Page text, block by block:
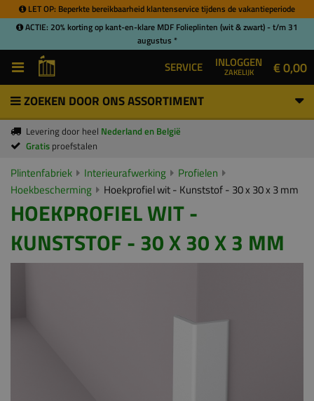
LET OP: Beperkte bereikbaarheid klantenservice tijdens de vakantieperiode
ACTIE: 20% korting op kant-en-klare MDF Folieplinten (wit & zwart) - t/m 31
augustus *
SERVICE INLOGGEN
ZAKELIJK € 0,00
ZOEKEN DOOR ONS ASSORTIMENT
Levering door heel Nederland en België
Gratis proefstalen
Plintenfabriek Interieurafwerking
Profielen
Hoekbescherming
Hoekprofiel wit - Kunststof - 30 x 30 x 3 mm
HOEKPROFIEL WIT -
KUNSTSTOF - 30 X 30 X 3 MM